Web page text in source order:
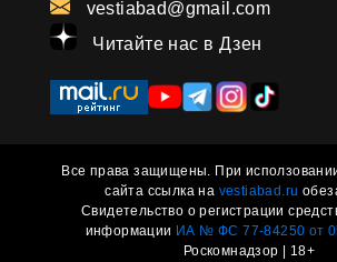
vestiabad@gmail.com
Читайте нас в Дзен
Все права защищены. При
сайта ссылка на vestiabad.ru
Свидетельство о регистрации
информации ИА № ФС 77-84250 от
Роскомнадзор | 18+